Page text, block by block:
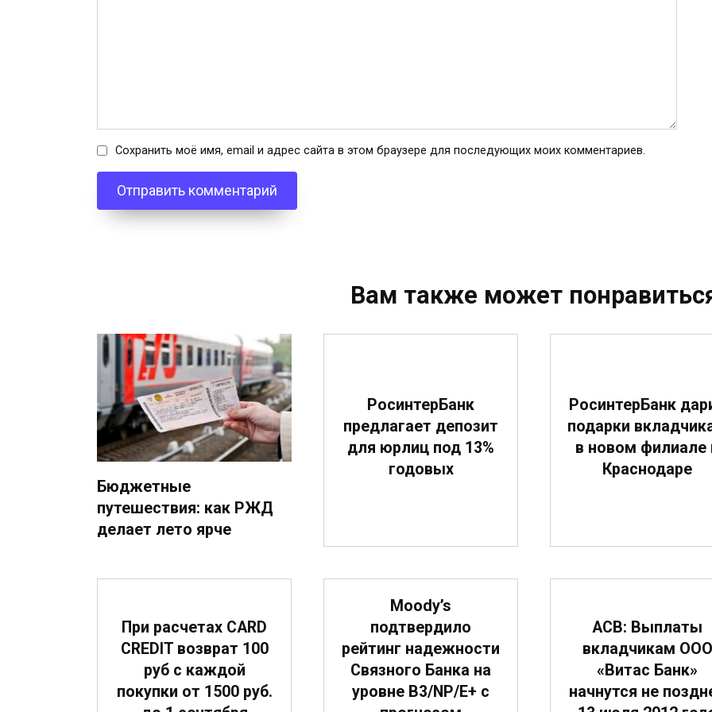
Сохранить моё имя, email и адрес сайта в этом браузере для последующих моих комментариев.
Вам также может
Бюджетные
путешествия: как РЖД
делает лето ярче
РосинтерБанк
предлагает депозит
для юрлиц под 13%
годовых
РосинтерБанк
подарки
в новом филиале
Краснодаре
При расчетах CARD
CREDIT возврат 100
руб с каждой
покупки от 1500 руб.
Moody’s
подтвердило
рейтинг надежности
Связного Банка на
уровне B3/NP/E+ с
АСВ: Выплаты
вкладчикам ООО
«Витас Банк»
начнутся не